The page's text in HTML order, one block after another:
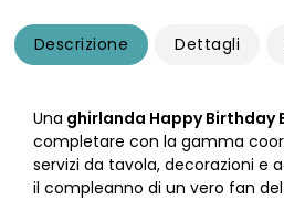
Descrizione Dettagli
Una ghirlanda Happy Birthday
completare con la gamma
servizi da tavola, decorazioni e
il compleanno di un vero fan